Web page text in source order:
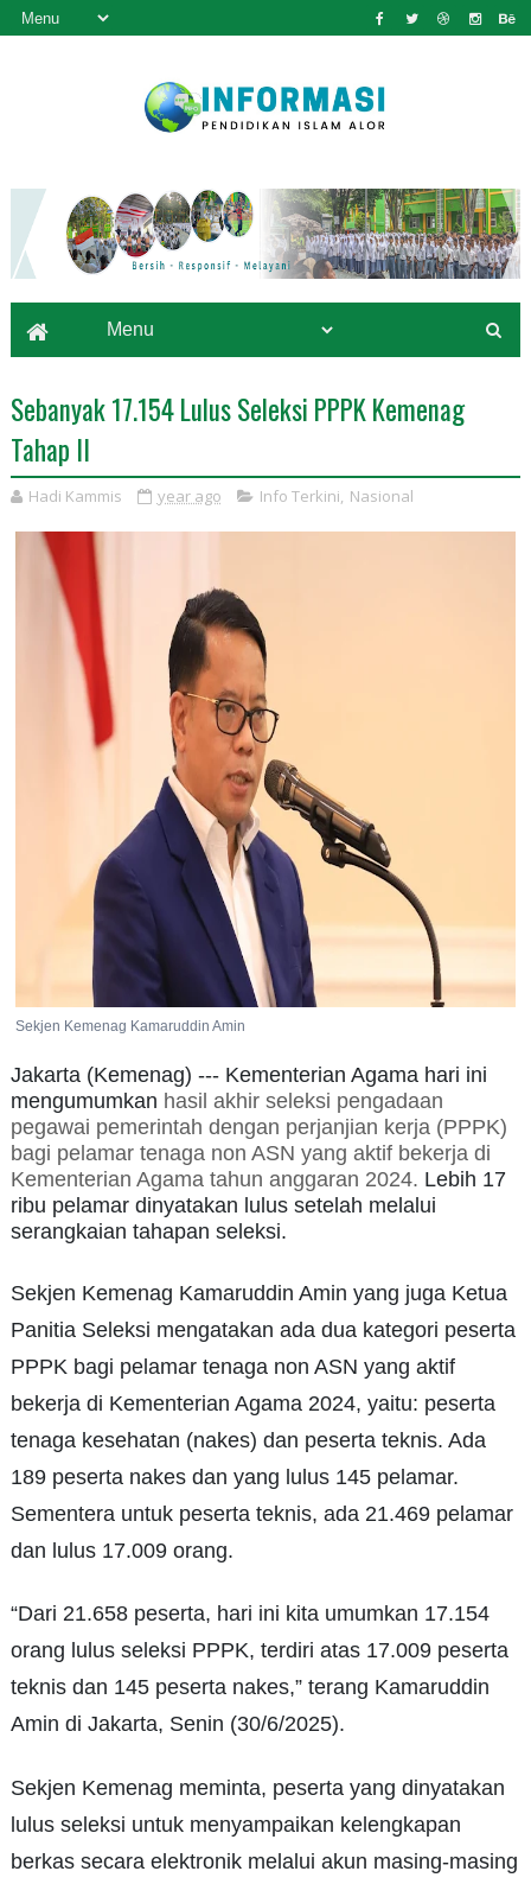
Sebanyak 17.154 Lulus Seleksi PPPK Kemenag
Tahap II
Hadi Kammis year ago Info Terkini, Nasional
Sekjen Kemenag Kamaruddin Amin
Jakarta (Kemenag) --- Kementerian Agama hari ini
mengumumkan hasil akhir seleksi pengadaan
pegawai pemerintah dengan perjanjian kerja (PPPK)
bagi pelamar tenaga non ASN yang aktif bekerja di
Kementerian Agama tahun anggaran 2024. Lebih 17
ribu pelamar dinyatakan lulus setelah melalui
serangkaian tahapan seleksi.
Sekjen Kemenag Kamaruddin Amin yang juga Ketua
Panitia Seleksi mengatakan ada dua kategori peserta
PPPK bagi pelamar tenaga non ASN yang aktif
bekerja di Kementerian Agama 2024, yaitu: peserta
tenaga kesehatan (nakes) dan peserta teknis. Ada
189 peserta nakes dan yang lulus 145 pelamar.
Sementera untuk peserta teknis, ada 21.469 pelamar
dan lulus 17.009 orang.
“Dari 21.658 peserta, hari ini kita umumkan 17.154
orang lulus seleksi PPPK, terdiri atas 17.009 peserta
teknis dan 145 peserta nakes,” terang Kamaruddin
Amin di Jakarta, Senin (30/6/2025).
Sekjen Kemenag meminta, peserta yang dinyatakan
lulus seleksi untuk menyampaikan kelengkapan
berkas secara elektronik melalui akun masing-masing